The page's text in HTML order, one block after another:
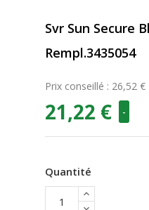
Svr Sun Secure
Rempl.3435054
Prix conseillé : 26,52 €
21,22 € -
Quantité